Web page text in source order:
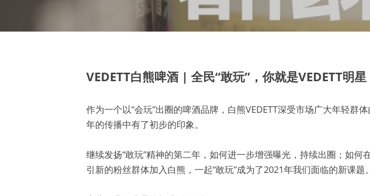
VEDETT白熊啤酒 | 全民“敢玩”，你就是VEDETT明星
作为一个以“会玩”出圈的啤酒品牌，白熊VEDETT深受市场广大年轻群
年的传播中有了初步的印象。
继续发扬“敢玩”精神的第二年，如何进一步增强曝光，持续出圈；如
引新的粉丝群体加入白熊，一起“敢玩”成为了2021年我们面临的新课题。